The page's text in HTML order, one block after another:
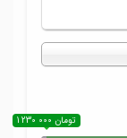
1 230 000 تومان